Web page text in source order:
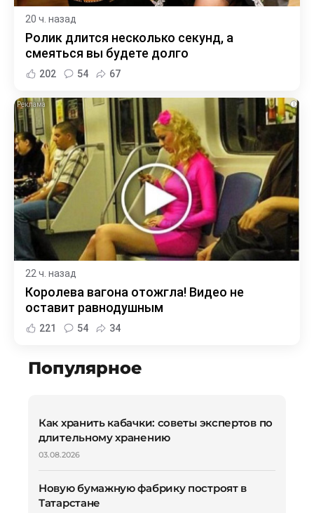
20 ч. назад
Ролик длится несколько секунд, а
смеяться вы будете долго
202 54 67
i
22 ч. назад
Королева вагона отожгла! Видео не
оставит равнодушным
221 54 34
Популярное
Как хранить кабачки: советы экспертов по
длительному хранению
03.08.2026
Новую бумажную фабрику построят в
Татарстане